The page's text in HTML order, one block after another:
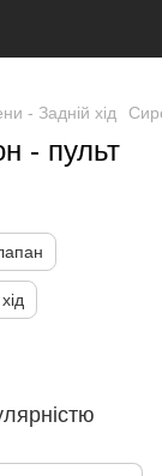
- Задній хід
- пульт